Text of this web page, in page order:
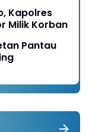
Kapolres
Milik Korban
Pantau